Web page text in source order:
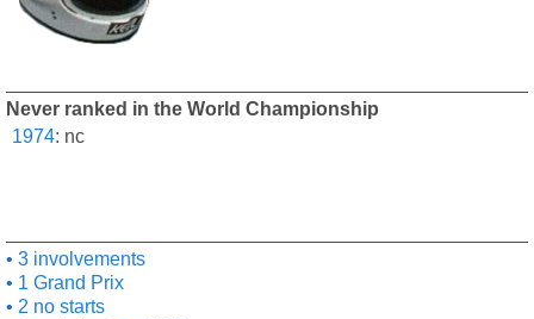
Never ranked in the World Championship
1974: nc
3 involvements
1 Grand Prix
2 no starts